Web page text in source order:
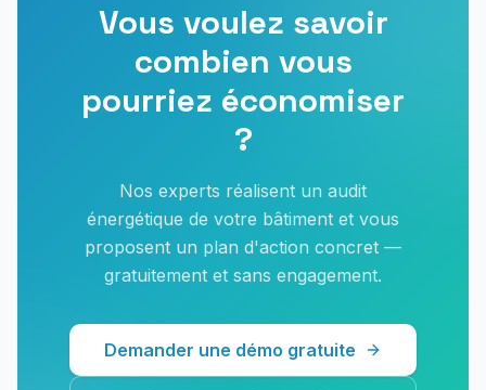
Vous voulez savoir
combien vous
pourriez économiser
?
Nos experts réalisent un audit
énergétique de votre bâtiment et vous
proposent un plan d'action concret —
gratuitement et sans engagement.
Demander une démo gratuite